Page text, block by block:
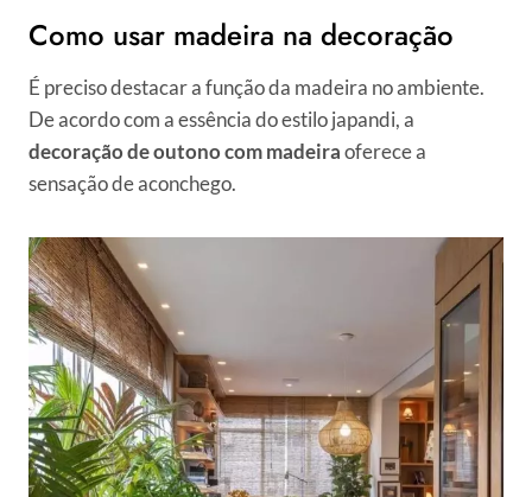
Como usar madeira na decoração
É preciso destacar a função da madeira no ambiente.
De acordo com a essência do estilo japandi, a
decoração de outonocom madeiraoferece a
sensação de aconchego.